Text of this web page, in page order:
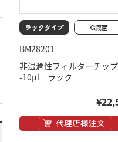
BM28201
非湿潤性フィルターチップ
-10μl ラック